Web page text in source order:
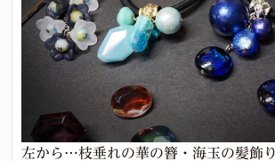
左から…枝垂れの華の簪・海玉の髪飾